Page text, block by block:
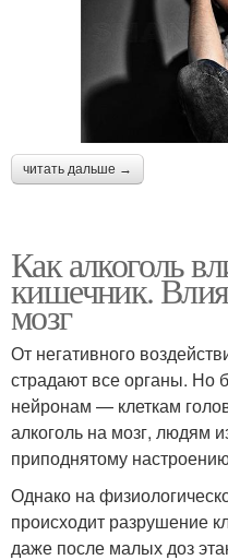
читать дальше →
Как алкоголь
кишечник.
мозг
От негативного
страдают все органы. Но
нейронам — клеткам
алкоголь на мозг, людям
приподнятому
Однако на
происходит разрушение
даже после малых доз